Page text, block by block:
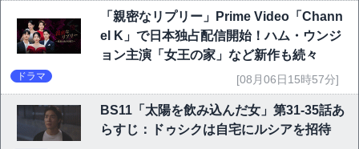
「親密なリプリー」Prime Video「Chann
el K」で日本独占配信開始！ハム・ウンジ
ョン主演「女王の家」など新作も続々
ドラマ [08月06日15時57分]
BS11「太陽を飲み込んだ女」第31-35話あ
らすじ：ドゥシクは自宅にルシアを招待